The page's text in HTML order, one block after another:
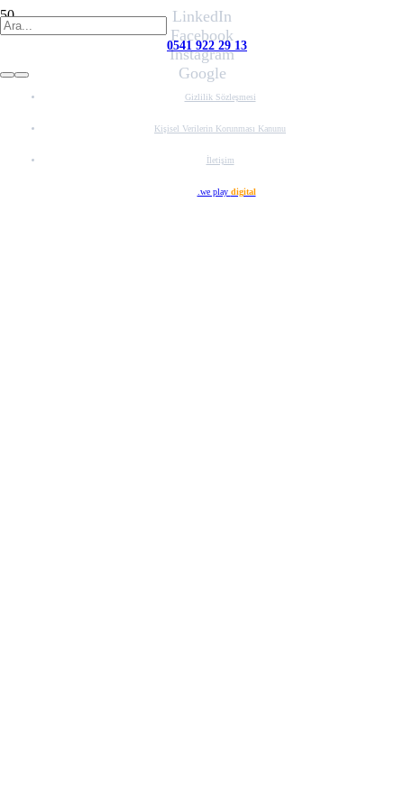
0541 922 29 13
LinkedIn
Facebook
Instagram
Google
Gizlilik Sözleşmesi
Kişisel Verilerin Korunması Kanunu
İletişim
.we play digital